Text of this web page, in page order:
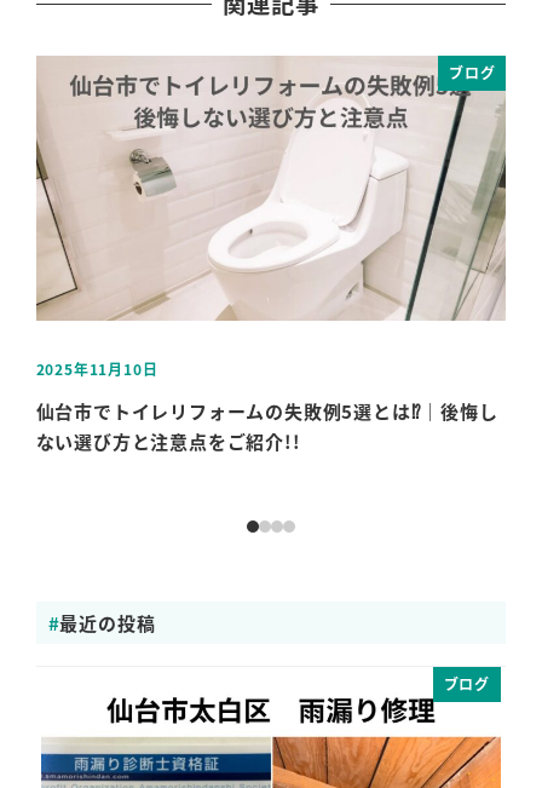
ブログ
投稿日
2025年11月10日
仙台市でトイレリフォームの失敗例5選とは⁉｜後悔し
ない選び方と注意点をご紹介!!
最近の投稿
ブログ